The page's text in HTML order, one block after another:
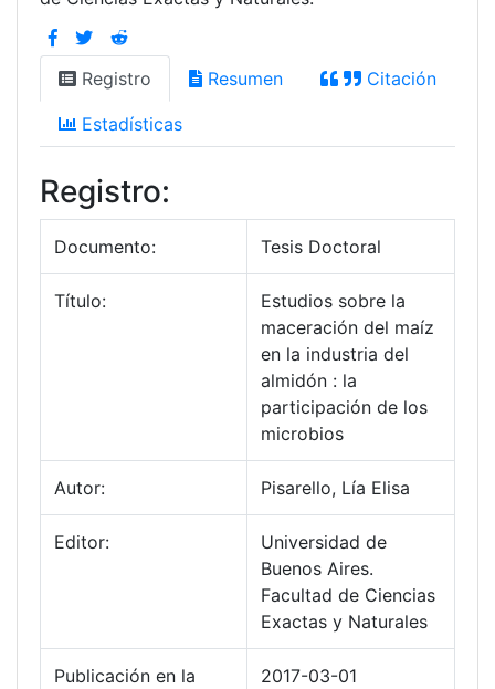
Registro Resumen Citación
Estadísticas
Registro:
Documento: Tesis Doctoral
Título:
Estudios sobre la
maceración del maíz
en la industria del
almidón : la
participación de los
microbios
Autor: Pisarello, Lía Elisa
Editor:
Universidad de
Buenos Aires.
Facultad de Ciencias
Exactas y Naturales
Publicación en la
2017-03-01